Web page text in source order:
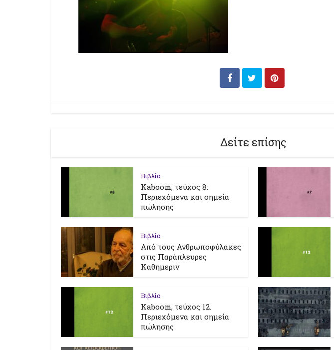
Δείτε επίσης
Βιβλίο
Kaboom, τεύχος 8:
Περιεχόμενα και σημεία
πώλησης
Βιβλίο
Από τους Ανθρωποφύλακες
στις Παράπλευρες
Καθημεριν
Βιβλίο
Kaboom, τεύχος 12.
Περιεχόμενα και σημεία
πώλησης